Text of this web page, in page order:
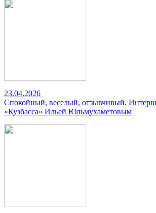
23.04.2026
Спокойный, веселый, отзывчивый.
«Кузбасса» Ильей Юльмухаметовым